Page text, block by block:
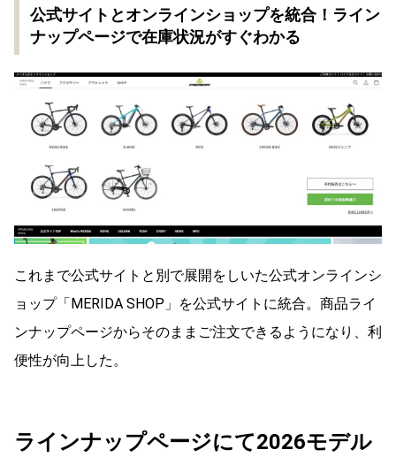
公式サイトとオンラインショップを統合！ライン
ナップページで在庫状況がすぐわかる
これまで公式サイトと別で展開をしいた公式オンラインシ
ョップ「MERIDA SHOP」を公式サイトに統合。商品ライ
ンナップページからそのままご注文できるようになり、利
便性が向上した。
ラインナップページにて2026モデル